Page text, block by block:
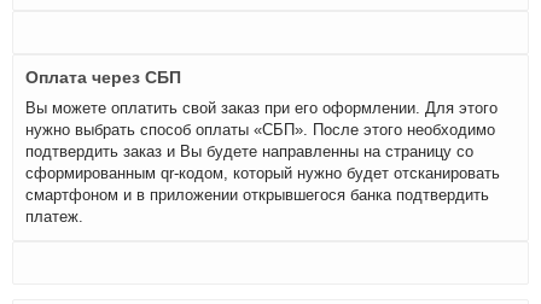
Оплата через СБП
Вы можете оплатить свой заказ при его оформлении. Для этого
нужно выбрать способ оплаты «СБП». После этого необходимо
подтвердить заказ и Вы будете направленны на страницу со
сформированным qr-кодом, который нужно будет отсканировать
смартфоном и в приложении открывшегося банка подтвердить
платеж.